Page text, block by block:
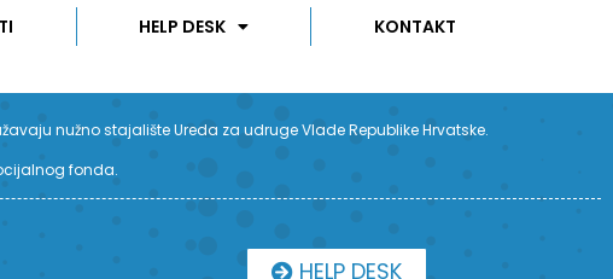
HELP DESK KONTAKT
nužno stajalište Ureda za udruge Vlade Republike Hrvatske.
fonda.
HELP DESK